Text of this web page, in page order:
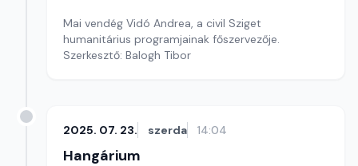
Mai vendég Vidó Andrea, a civil Sziget
humanitárius programjainak főszervezője.
Szerkesztő: Balogh Tibor
2025. 07. 23. szerda 14:04
Hangárium